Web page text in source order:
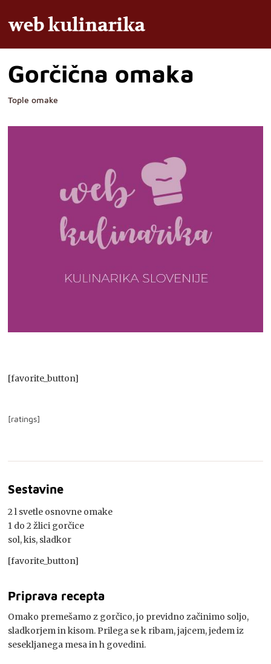
Gorčična omaka
Tople omake
[favorite_button]
[ratings]
Sestavine
2 l svetle osnovne omake
1 do 2 žlici gorčice
sol, kis, sladkor
[favorite_button]
Priprava recepta
Omako premešamo z gorčico, jo previdno začinimo soljo,
sladkorjem in kisom. Prilega se k ribam, jajcem, jedem iz
sesekljanega mesa in h govedini.